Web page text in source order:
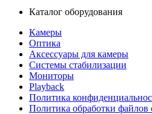
Каталог оборудования
Камеры
Оптика
Аксессуары для камеры
Системы стабилизации
Мониторы
Playback
Политика
Политика обработки файлов